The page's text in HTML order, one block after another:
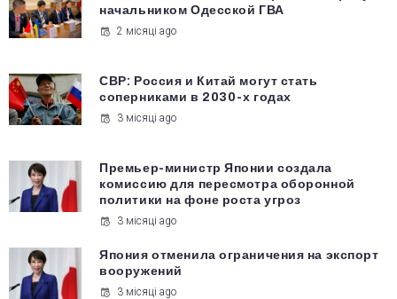
начальником Одесской ГВА
2 місяці ago
СВР: Россия и Китай могут стать
соперниками в 2030-х годах
3 місяці ago
Премьер-министр Японии создала
комиссию для пересмотра оборонной
политики на фоне роста угроз
3 місяці ago
Япония отменила ограничения на экспорт
вооружений
3 місяці ago